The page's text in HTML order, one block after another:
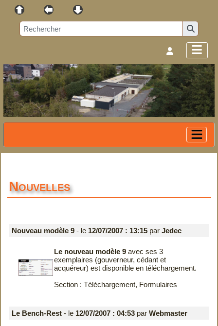
Nouvelles
Nouveau modèle 9 - le 12/07/2007 : 13:15par Jedec
Le nouveau modèle 9avec ses 3
exemplaires (gouverneur, cédant et
acquéreur) est disponible en téléchargement.
Section : Téléchargement, Formulaires
Le Bench-Rest - le 12/07/2007 : 04:53par Webmaster